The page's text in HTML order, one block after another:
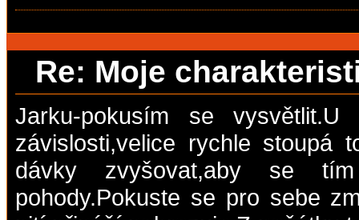
Re: Moje
Jarku-pokusím se
závislosti,velice rychle stoupá
dávky zvyšovat,aby se
pohody.Pokuste se pro sebe